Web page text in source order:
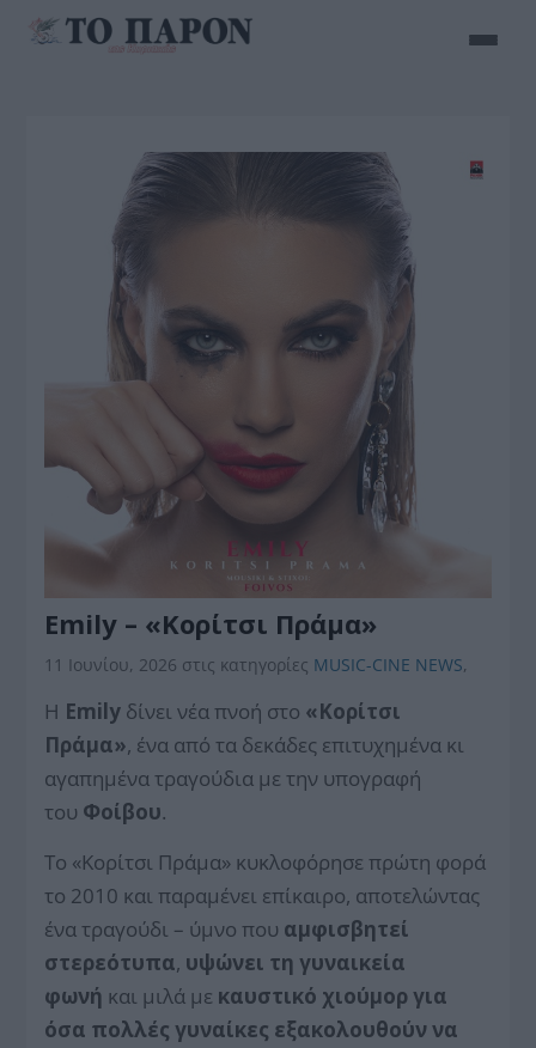
Emily – «Κορίτσι Πράμα»
11 Ιουνίου, 2026 στις κατηγορίες MUSIC-CINE NEWS,
Η Emily δίνει νέα πνοή στο «Κορίτσι
Πράμα», ένα από τα δεκάδες επιτυχημένα κι
αγαπημένα τραγούδια με την υπογραφή
του Φοίβου.
Το «Κορίτσι Πράμα» κυκλοφόρησε πρώτη φορά
το 2010 και παραμένει επίκαιρο, αποτελώντας
ένα τραγούδι – ύμνο που αμφισβητεί
στερεότυπα, υψώνει τη γυναικεία
φωνή και μιλά με καυστικό χιούμορ για
όσα πολλές γυναίκες εξακολουθούν να